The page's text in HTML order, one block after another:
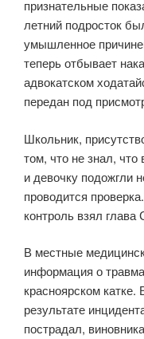
признательные
летний подросток
умышленное
теперь отбывает
адвокатском
передан под
Школьник,
том, что не знал,
и девочку подожгли
проводится
контроль взял
В местные
информация о
красноярском
результате
пострадал,